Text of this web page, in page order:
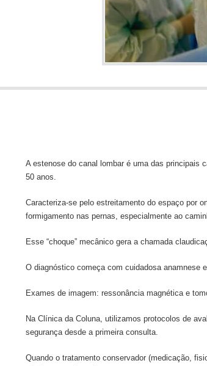
A estenose do canal lombar é uma das principais
50 anos.
Caracteriza-se pelo estreitamento do espaço por
formigamento nas pernas, especialmente ao
Esse “choque” mecânico gera a chamada
O diagnóstico começa com cuidadosa anamnese
Exames de imagem: ressonância magnética e
Na Clínica da Coluna, utilizamos protocolos de
segurança desde a primeira consulta.
Quando o tratamento conservador (medicação,